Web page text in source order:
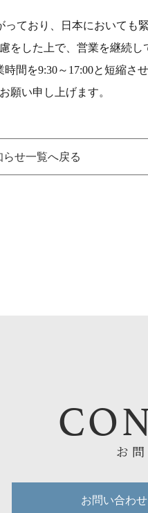
ており、日本においても
をした上で、営業を継続し
間を9:30～17:00と短縮さ
願い申し上げます。
らせ一覧へ戻る
お
お問い合わ